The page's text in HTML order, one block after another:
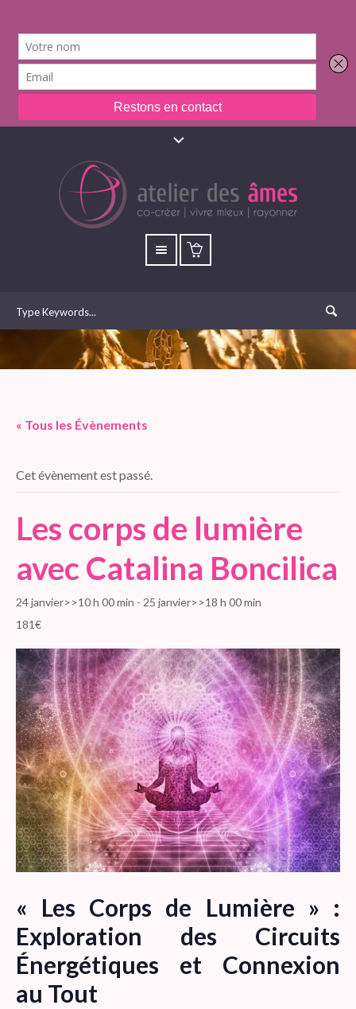
« Tous les Évènements
Cet évènement est passé.
Les corps de lumière
avec Catalina Boncilica
24 janvier>>10 h 00 min - 25 janvier>>18 h 00 min
181€
« Les Corps de Lumière » :
Exploration des Circuits
Énergétiques et Connexion
au Tout